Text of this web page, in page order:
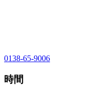
0138-65-9006
時間